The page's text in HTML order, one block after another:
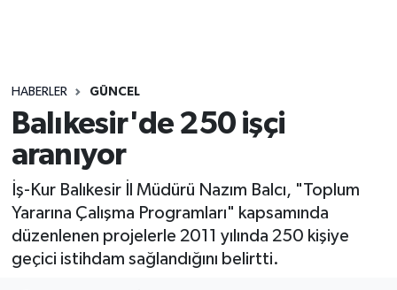
HABERLER GÜNCEL
Balıkesir'de 250 işçi
aranıyor
İş-Kur Balıkesir İl Müdürü Nazım Balcı, "Toplum
Yararına Çalışma Programları" kapsamında
düzenlenen projelerle 2011 yılında 250 kişiye
geçici istihdam sağlandığını belirtti.